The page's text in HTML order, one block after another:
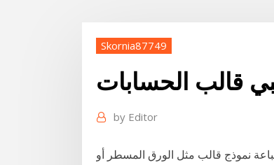
Skornia87749
قالب الحسابات
by Editor
نموذج قالب مثل الورق المسطر أو